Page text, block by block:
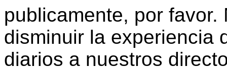
publicamente, por
disminuir la experiencia
diarios a nuestros